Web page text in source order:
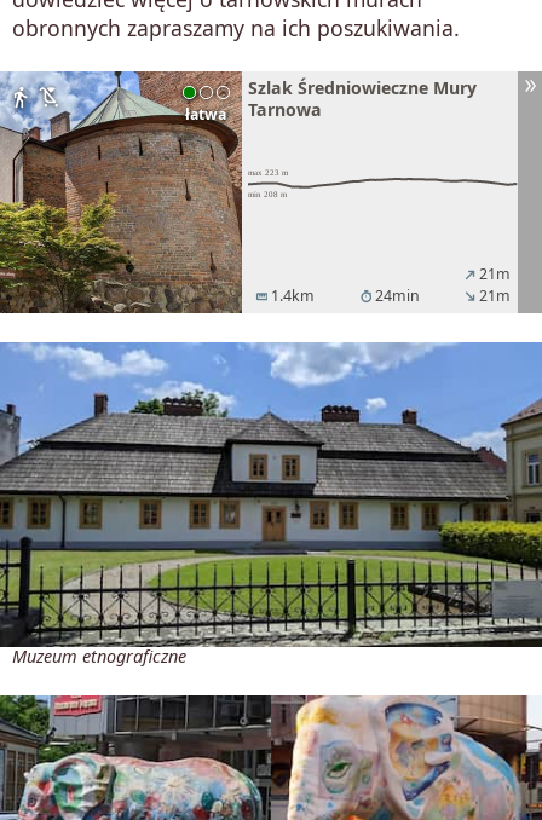
obronnych zapraszamy na ich poszukiwania.
łatwa
directions_walk child_friendly
Szlak Średniowieczne Mury
Tarnowa
straighten 1.4km timer24min
north_east 21m
south_east 21m
Muzeum etnograficzne